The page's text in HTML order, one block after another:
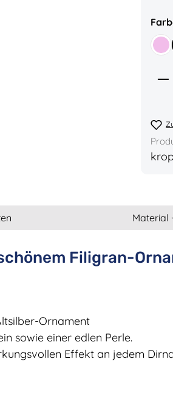
Material
Filigran-
Ornament
sowie einer edlen Perle.
Effekt an jedem